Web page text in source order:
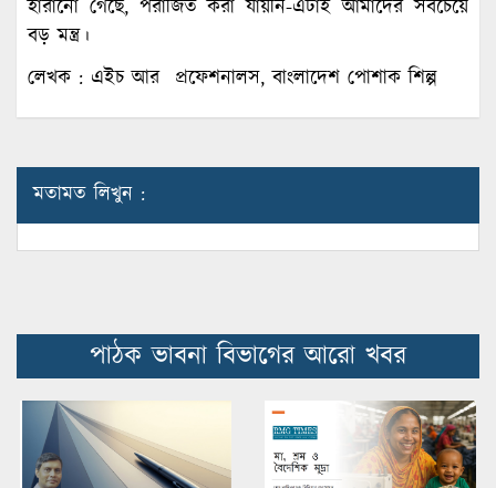
হারানো গেছে, পরাজিত করা যায়নি-এটাই আমাদের সবচেয়ে
বড় মন্ত্র।
লেখক : এইচ আর প্রফেশনালস, বাংলাদেশ পোশাক শিল্প
মতামত লিখুন :
পাঠক ভাবনা বিভাগের আরো খবর